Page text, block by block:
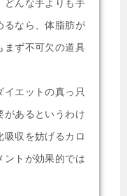
どんな手よりも手
るなら、体脂肪が
まず不可欠の道具
エットの真っ只
があるというわけ
吸収を妨げるカロ
ントが効果的では